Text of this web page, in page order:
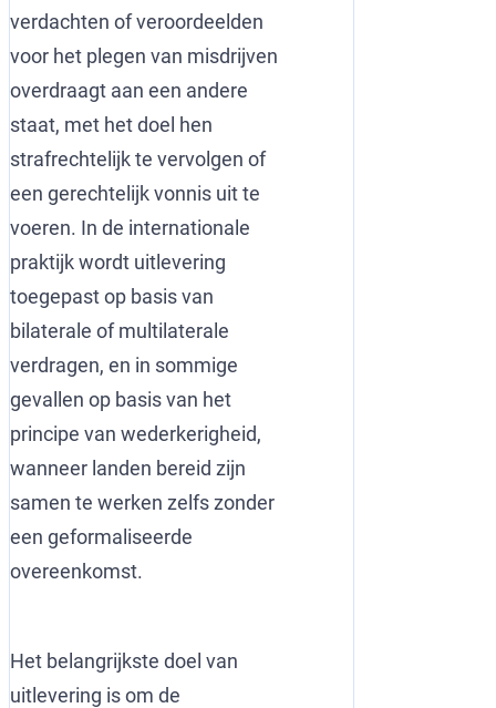
verdachten of veroordeelden
voor het plegen van misdrijven
overdraagt aan een andere
staat, met het doel hen
strafrechtelijk te vervolgen of
een gerechtelijk vonnis uit te
voeren. In de internationale
praktijk wordt uitlevering
toegepast op basis van
bilaterale of multilaterale
verdragen, en in sommige
gevallen op basis van het
principe van wederkerigheid,
wanneer landen bereid zijn
samen te werken zelfs zonder
een geformaliseerde
overeenkomst.
Het belangrijkste doel van
uitlevering is om de